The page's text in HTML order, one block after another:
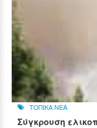
ΤΟΠΙΚΑ ΝΕΑ
Σύγκρουση